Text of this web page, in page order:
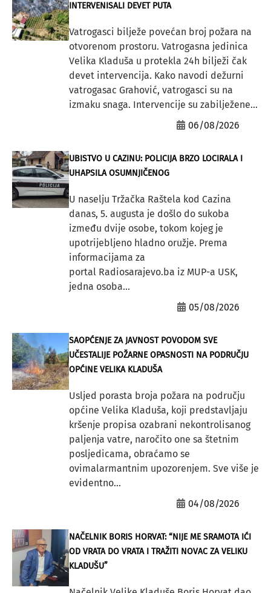
INTERVENISALI DEVET PUTA
Vatrogasci bilježe povećan broj požara na
otvorenom prostoru. Vatrogasna jedinica
Velika Kladuša u protekla 24h bilježi čak
devet intervencija. Kako navodi dežurni
vatrogasac Grahović, vatrogasci su na
izmaku snaga. Intervencije su zabilježene...
06/08/2026
UBISTVO U CAZINU: POLICIJA BRZO LOCIRALA I
UHAPSILA OSUMNJIČENOG
U naselju Tržačka Raštela kod Cazina
danas, 5. augusta je došlo do sukoba
između dvije osobe, tokom kojeg je
upotrijebljeno hladno oružje. Prema
informacijama za
portal Radiosarajevo.ba iz MUP-a USK,
jedna osoba...
05/08/2026
SAOPĆENJE ZA JAVNOST POVODOM SVE
UČESTALIJE POŽARNE OPASNOSTI NA PODRUČJU
OPĆINE VELIKA KLADUŠA
Usljed porasta broja požara na području
općine Velika Kladuša, koji predstavljaju
kršenje propisa ozabrani nekontrolisanog
paljenja vatre, naročito one sa štetnim
posljedicama, obraćamo se
ovimalarmantnim upozorenjem. Sve više je
evidentno...
04/08/2026
NAČELNIK BORIS HORVAT: “NIJE ME SRAMOTA IĆI
OD VRATA DO VRATA I TRAŽITI NOVAC ZA VELIKU
KLADUŠU”